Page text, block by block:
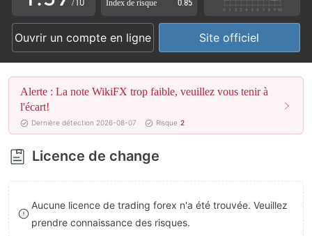
2
3
4
5
6
7
8
9
4
5
6
7
8
9
Index de risque
0.85
Ouvrir un compte en ligne Site officiel
Alerte : La note WikiFX trop faible, veuillez vous tenir à
l'écart!
Dernière détection 2026-08-07 Risque 2
Licence de change
Aucune licence de trading forex n'a été trouvée. Veuillez
prendre connaissance des risques.